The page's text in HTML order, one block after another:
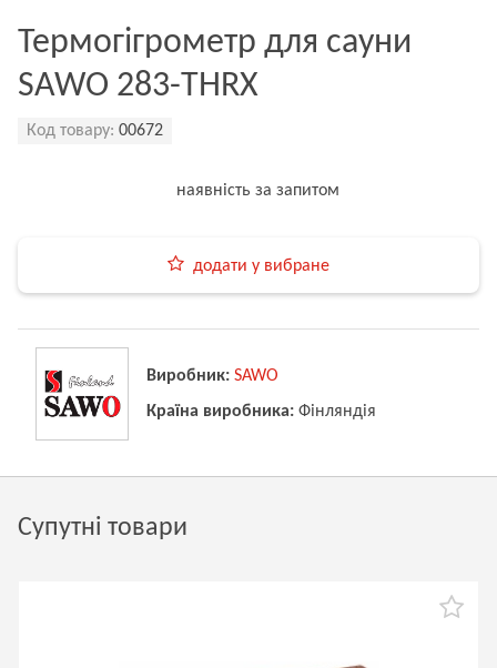
Термогігрометр для сауни
SAWO 283-THRX
Код товару: 00672
наявність за запитом
додати у вибране
Виробник: SAWO
Країна виробника: Фінляндія
Супутні товари